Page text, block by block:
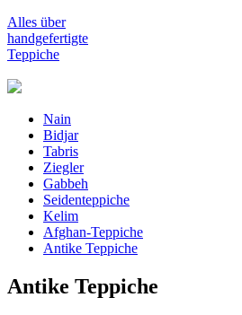
Alles über
handgefertigte
Teppiche
Nain
Bidjar
Tabris
Ziegler
Gabbeh
Seidenteppiche
Kelim
Afghan-Teppiche
Antike Teppiche
Antike Teppiche